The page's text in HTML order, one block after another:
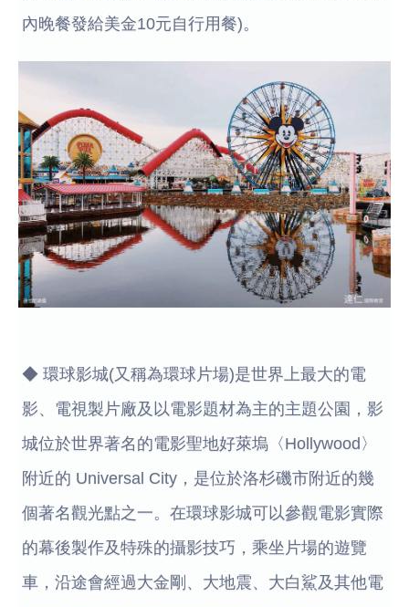
內晚餐發給美金10元自行用餐)。
◆ 環球影城(又稱為環球片場)是世界上最大的電
影、電視製片廠及以電影題材為主的主題公園，影
城位於世界著名的電影聖地好萊塢〈Hollywood〉
附近的 Universal City，是位於洛杉磯市附近的幾
個著名觀光點之一。在環球影城可以參觀電影實際
的幕後製作及特殊的攝影技巧，乘坐片場的遊覽
車，沿途會經過大金剛、大地震、大白鯊及其他電